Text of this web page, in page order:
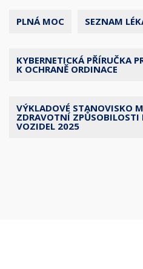
PLNÁ MOC SEZNAM
KYBERNETICKÁ PŘÍRUČKA
K OCHRANĚ ORDINACE
VÝKLADOVÉ STANOVISKO
ZDRAVOTNÍ
VOZIDEL 2025